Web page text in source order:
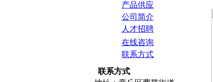
产品供应
公司简介
人才招聘
在线咨询
联系方式
联系方式